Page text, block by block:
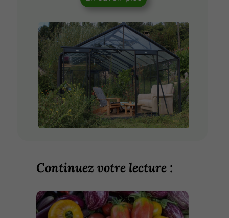
Continuez votre lecture :